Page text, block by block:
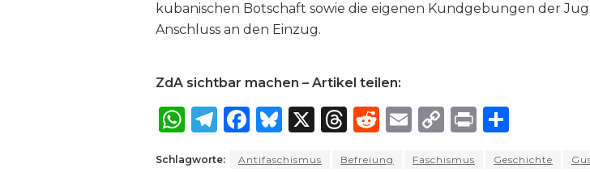
kubanischen Botschaft sowie die eigenen Kundgebungen der
Anschluss an den Einzug.
ZdA sichtbar machen – Artikel teilen:
W T
F
B X
T
R
E
C
P
Schlagworte: Antifaschismus Befreiung Faschismus Geschichte